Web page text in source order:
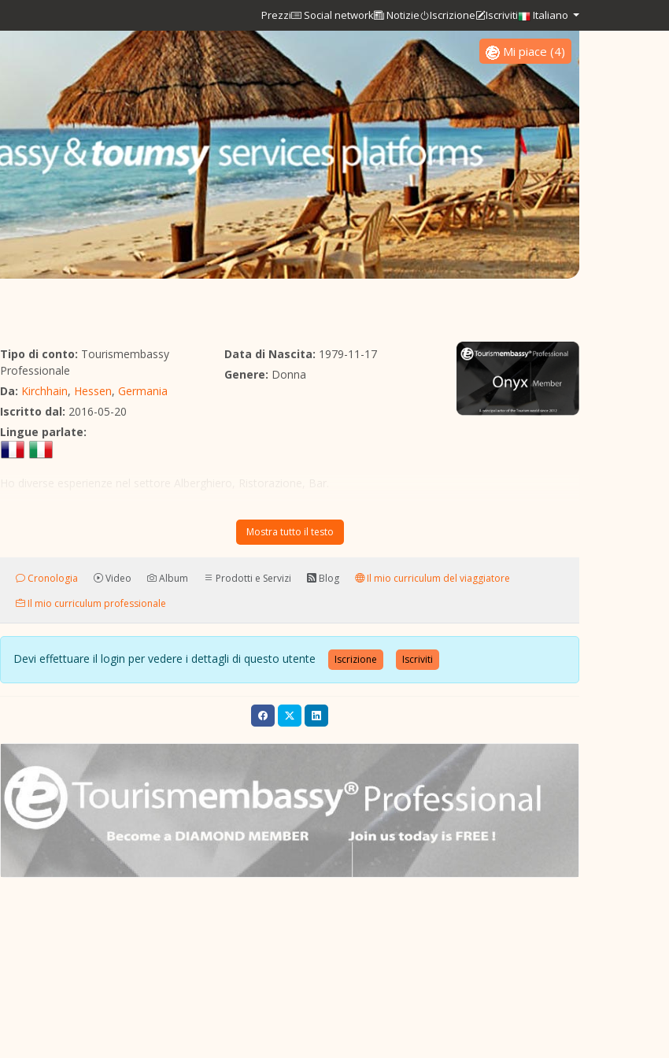
Prezzi Social network Notizie Iscrizione Iscriviti Italiano
Mi piace (4)
Tipo di conto: Tourismembassy
Professionale
Da: Kirchhain, Hessen, Germania
Iscritto dal: 2016-05-20
Data di Nascita: 1979-11-17
Genere: Donna
Lingue parlate:
Mostra tutto il testo
Cronologia Video Album Prodotti e Servizi Blog
Il mio curriculum del viaggiatore
Il mio curriculum professionale
Devi effettuare il login per vedere i dettagli di questo utente Iscrizione Iscriviti